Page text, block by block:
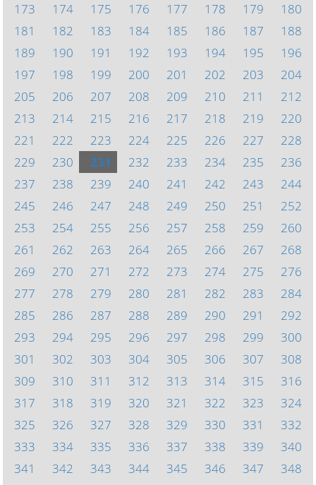
173
174 175 176 177 178 179
180
181
182 183 184 185 186 187
188
189
190 191 192 193 194 195
196
197
198 199 200 201 202 203
204
205
206 207 208 209 210 211
212
213
214 215 216 217 218 219
220
221
222 223 224 225 226 227
228
229
230 231 232 233 234 235
236
237
238 239 240 241 242 243
244
245
246 247 248 249 250 251
252
253
254 255 256 257 258 259
260
261
262 263 264 265 266 267
268
269
270 271 272 273 274 275
276
277
278 279 280 281 282 283
284
285
286 287 288 289 290 291
292
293
294 295 296 297 298 299
300
301
302 303 304 305 306 307
308
309
310 311 312 313 314 315
316
317
318 319 320 321 322 323
324
325
326 327 328 329 330 331
332
333
334 335 336 337 338 339
340
341
342 343 344 345 346 347
348